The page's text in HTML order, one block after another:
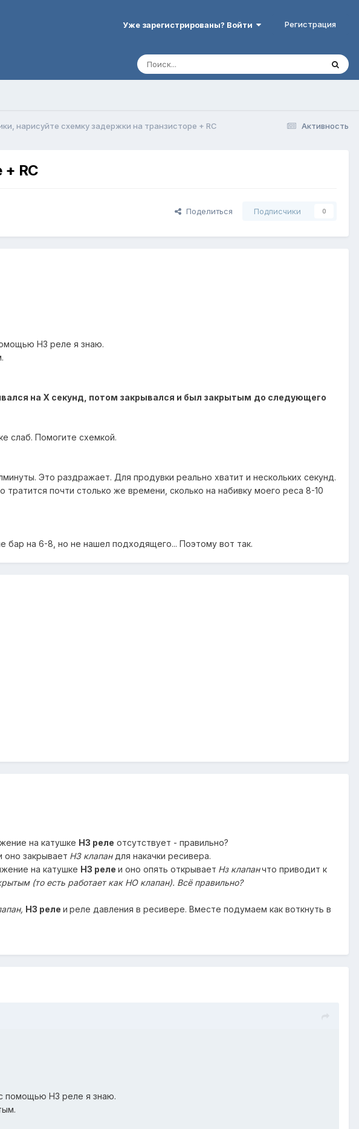
Уже зарегистрированы? Войти Регистрация
Активность
нарисуйте схемку задержки на транзисторе + RC
RC
Поделиться Подписчики 0
НЗ реле я знаю.
на Х секунд, потом закрывался и был закрытым до следующего
слаб. Помогите схемкой.
Это раздражает. Для продувки реально хватит и нескольких секунд.
почти столько же времени, сколько на набивку моего реса 8-10
бар на 6-8, но не нашел подходящего... Поэтому вот так.
на катушке НЗ реле отсутствует - правильно?
оно закрывает НЗ клапандля накачки ресивера.
на катушке НЗ реле и оно опять открывает Нз клапанчто приводит к
(то есть работает как НО клапан). Всё правильно?
НЗ реле и реле давления в ресивере. Вместе подумаем как воткнуть в
помощью НЗ реле я знаю.